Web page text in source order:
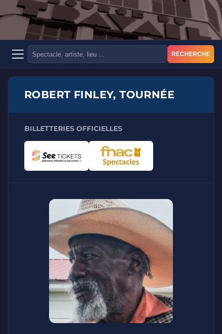
RECHERCHE
ROBERT FINLEY, TOURNÉE
BILLETTERIES OFFICIELLES